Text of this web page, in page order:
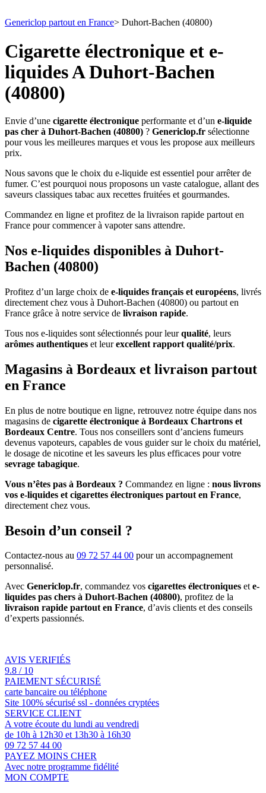
Genericlop partout en France> Duhort-Bachen (40800)
Cigarette électronique et e-
liquides A Duhort-Bachen
(40800)
Envie d’une cigarette électronique performante et d’un e-liquide
pas cher à Duhort-Bachen (40800) ? Genericlop.fr sélectionne
pour vous les meilleures marques et vous les propose aux meilleurs
prix.
Nous savons que le choix du e-liquide est essentiel pour arrêter de
fumer. C’est pourquoi nous proposons un vaste catalogue, allant des
saveurs classiques tabac aux recettes fruitées et gourmandes.
Commandez en ligne et profitez de la livraison rapide partout en
France pour commencer à vapoter sans attendre.
Nos e-liquides disponibles à Duhort-
Bachen (40800)
Profitez d’un large choix de e-liquides français et européens, livrés
directement chez vous à Duhort-Bachen (40800) ou partout en
France grâce à notre service de livraison rapide.
Tous nos e-liquides sont sélectionnés pour leurqualité, leurs
arômes authentiques et leurexcellent rapport qualité/prix.
Magasins à Bordeaux et livraison partout
en France
En plus de notre boutique en ligne, retrouvez notre équipe dans nos
magasins de cigarette électronique à Bordeaux Chartrons et
Bordeaux Centre. Tous nos conseillers sont d’anciens fumeurs
devenus vapoteurs, capables de vous guider sur le choix du matériel,
le dosage de nicotine et les saveurs les plus efficaces pour votre
sevrage tabagique.
Vous n’êtes pas à Bordeaux ? Commandez en ligne : nous livrons
vos e-liquides et cigarettes électroniques partout en France,
directement chez vous.
Besoin d’un conseil ?
Contactez-nous au 09 72 57 44 00 pour un accompagnement
personnalisé.
Avec Genericlop.fr, commandez vos cigarettes électroniques ete-
liquides pas chers à Duhort-Bachen (40800), profitez de la
livraison rapide partout en France, d’avis clients et des conseils
d’experts passionnés.
AVIS VERIFIÉS
9.8 / 10
PAIEMENT SÉCURISÉ
carte bancaire ou téléphone
Site 100% sécurisé ssl - données cryptées
SERVICE CLIENT
A votre écoute du lundi au vendredi
de 10h à 12h30 et 13h30 à 16h30
09 72 57 44 00
PAYEZ MOINS CHER
Avec notre programme fidélité
MON COMPTE